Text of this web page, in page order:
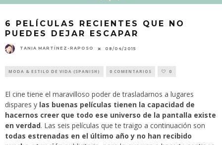
6 PELÍCULAS RECIENTES QUE NO
PUEDES DEJAR ESCAPAR
TANIA MARTÍNEZ-RAPOSO 08/04/2015
MODA & ESTILO DE VIDA (SPANISH) 0 COMENTARIOS 0
El cine tiene el maravilloso poder de trasladarnos a lugares
dispares y las buenas películas tienen la capacidad de
hacernos creer que todo ese universo de la pantalla existe
en verdad. Las seis películas que te traigo a continuación son
todas estrenadas en el último año y no han recibido